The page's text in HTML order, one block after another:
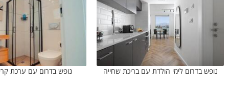
נופש בדרום לימי הולדת עם בריכת שחייה נופש בדרום עם ערכת